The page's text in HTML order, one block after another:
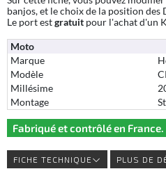
banjos, et le choix de la position des
Le port estgratuit pour l'achat d'un
Moto
Marque
Modèle
Millésime
Montage
Fabriqué et contrôlé en France.
FICHE TECHNIQUE PLUS DE